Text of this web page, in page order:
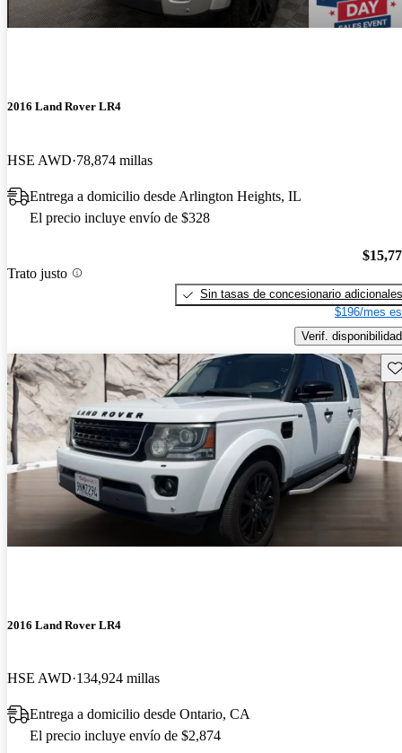
2016 Land Rover LR4
HSE AWD 78,874 millas
Entrega a domicilio desde Arlington Heights, IL
El precio incluye envío de $328
Trato justo
Sin tasas de concesionario adicionales
$196/mes
Verif. disponibilidad
2016 Land Rover LR4
HSE AWD 134,924 millas
Entrega a domicilio desde Ontario, CA
El precio incluye envío de $2,874